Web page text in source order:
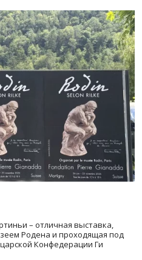
– отличная выставка,
Родена и проходящая под
Конфедерации Ги